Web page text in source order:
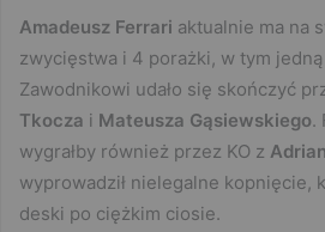
Amadeusz Ferrari aktualnie ma na
zwycięstwa i 4 porażki, w tym
Zawodnikowi udało się skończyć
Tkocza i Mateusza Gąsiewskiego.
wygrałby również przez KO z
wyprowadził nielegalne kopnięcie,
deski po ciężkim ciosie.